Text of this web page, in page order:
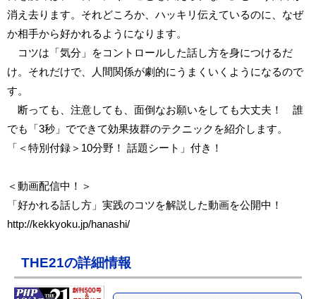
消え去ります。それどころか、ハッキリ伝えているのに、なぜ
か相手から好かれるようになります。
コツは「気分」をコントロールした話し方を身につけるだ
け。それだけで、人間関係が劇的にうまくいくようになるので
す。
断っても、注意しても、面倒なお願いをしても大丈夫！ 誰
でも「3秒」でできて効果抜群のテクニックを紹介します。
「＜特別付録＞10分野！ 話題シート」付き！
＜動画配信中！＞
「好かれる話し方」実践のコツを解説した動画を公開中！
http://kekkyoku.jp/hanashi/
THE21の詳細情報